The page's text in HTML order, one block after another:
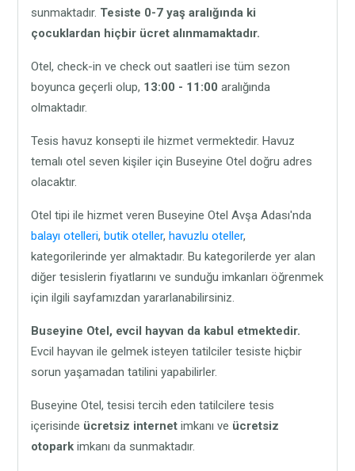
sunmaktadır. Tesiste 0-7 yaş aralığında ki
çocuklardan hiçbir ücret alınmamaktadır.
Otel, check-in ve check out saatleri ise tüm sezon
boyunca geçerli olup, 13:00 - 11:00 aralığında
olmaktadır.
Tesis havuz konsepti ile hizmet vermektedir. Havuz
temalı otel seven kişiler için Buseyine Otel doğru adres
olacaktır.
Otel tipi ile hizmet veren Buseyine Otel Avşa Adası'nda
balayı otelleri,butik oteller,havuzlu oteller,
kategorilerinde yer almaktadır. Bu kategorilerde yer alan
diğer tesislerin fiyatlarını ve sunduğu imkanları öğrenmek
için ilgili sayfamızdan yararlanabilirsiniz.
Buseyine Otel, evcil hayvan da kabul etmektedir.
Evcil hayvan ile gelmek isteyen tatilciler tesiste hiçbir
sorun yaşamadan tatilini yapabilirler.
Buseyine Otel, tesisi tercih eden tatilcilere tesis
içerisinde ücretsiz internet imkanı ve ücretsiz
otopark imkanı da sunmaktadır.